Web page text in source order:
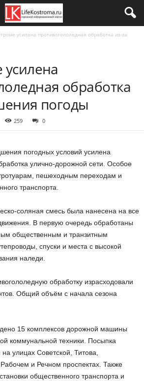
усилена противогололедная обработка из-за
усилена
обработка
погоды
259 0
погодных условий усилена
улично-дорожной сети. Особое
пешеходным переходам и
транспорта.
соляная смесь была нанесена на все
В первую очередь обработаны
общественным и транзитным
спуски и места с высокой
наледи.
обработку израсходовали
Общий объём с начала сезона
15 комплексов дорожной машины
коммунальной техники. Посыпка
улицах Советской, Титова,
и Речном проспектах. Также
общественного транспорта и